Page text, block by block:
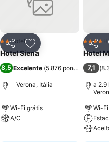
PartilharAdicionar aos
2 Estrelas
Hotel
Hotel Siena
8,5 Excelente (5.876 pontuações
Verona, Itália
Wi-Fi grátis
A/C
4
Hotel
7,1 (
a 2.9
Wi-